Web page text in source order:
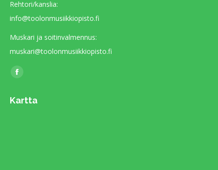
Rehtori/kanslia:
info@toolonmusiikkiopisto.fi
Muskari ja soitinvalmennus:
muskari@toolonmusiikkiopisto.fi
Find us on:
Facebook
opens
Kartta